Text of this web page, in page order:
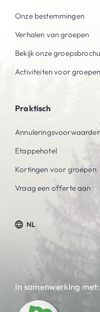
Onze bestemmingen
Verhalen van groepen
Bekijk onze
Activiteiten voor groepen
Praktisch
Etappehotel
Kortingen voor groepen
Vraag een offerte aan
NL
In samenwerking met: